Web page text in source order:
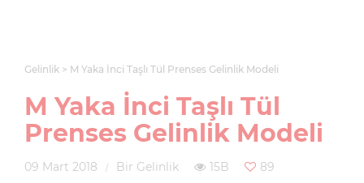
Gelinlik M Yaka İnci Taşlı Tül Prenses Gelinlik Modeli
M Yaka İnci Taşlı Tül
Prenses Gelinlik Modeli
09 Mart 2018 Bir Gelinlik 15B 89